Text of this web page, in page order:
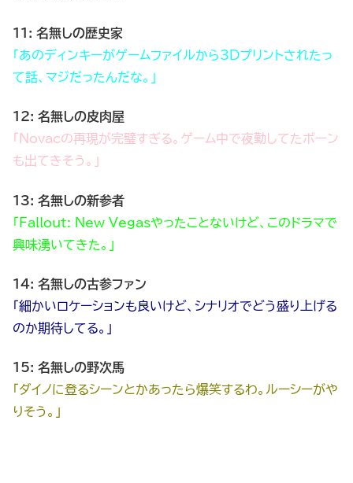
11: 名無しの歴史家
「あのディンキーがゲームファイルから3Dプリントされたっ
て話、マジだったんだな。」
12: 名無しの皮肉屋
「Novacの再現が完璧すぎる。ゲーム中で夜勤してたボーン
も出てきそう。」
13: 名無しの新参者
「Fallout: New Vegasやったことないけど、このドラマで
興味湧いてきた。」
14: 名無しの古参ファン
「細かいロケーションも良いけど、シナリオでどう盛り上げる
のか期待してる。」
15: 名無しの野次馬
「ダイノに登るシーンとかあったら爆笑するわ。ルーシーがや
りそう。」